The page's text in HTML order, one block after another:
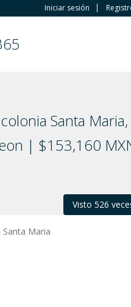
Iniciar sesión
Santa Maria,
| $153,160
Visto 526